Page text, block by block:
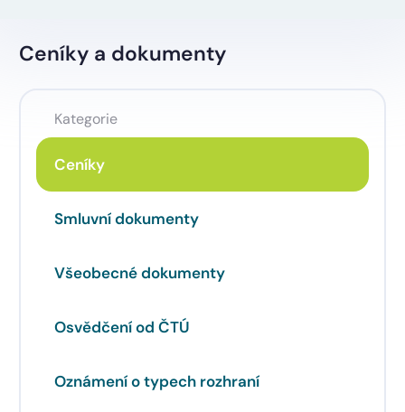
Ceníky a dokumenty
Kategorie
Ceníky
Smluvní dokumenty
Všeobecné dokumenty
Osvědčení od ČTÚ
Oznámení o typech rozhraní